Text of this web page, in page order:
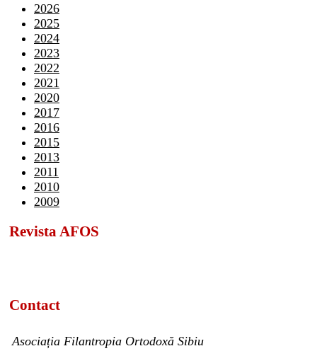
2026
2025
2024
2023
2022
2021
2020
2017
2016
2015
2013
2011
2010
2009
Revista AFOS
Contact
Asociația Filantropia Ortodoxă Sibiu